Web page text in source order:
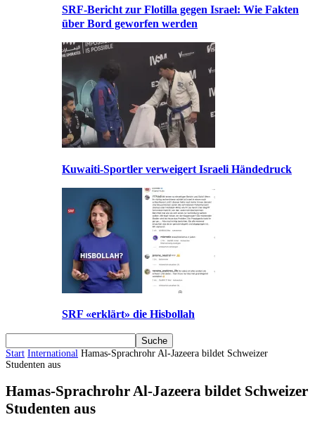
SRF-Bericht zur Flotilla gegen Israel: Wie Fakten
über Bord geworfen werden
Kuwaiti-Sportler verweigert Israeli Händedruck
SRF «erklärt» die Hisbollah
Start International Hamas-Sprachrohr Al-Jazeera bildet Schweizer
Studenten aus
Hamas-Sprachrohr Al-Jazeera bildet Schweizer
Studenten aus